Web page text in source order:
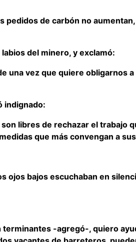
pedidos de carbón no
del minero, y exclamó:
una vez que quiere obligarnos
indignado:
libres de rechazar el trabajo
que más convengan a
ojos bajos escuchaban en
-agregó-, quiero